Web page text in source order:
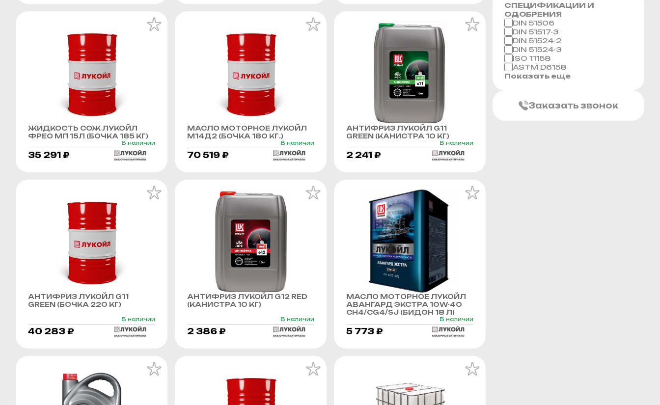
ЖИДКОСТЬ СОЖ ЛУКОЙЛ
ФРЕО МП 15Л (БОЧКА 185 КГ)
В наличии
35 291 ₽
МАСЛО МОТОРНОЕ ЛУКОЙЛ
М14Д2 (БОЧКА 180 КГ.)
В наличии
70 519 ₽
АНТИФРИЗ ЛУКОЙЛ G11
GREEN (КАНИСТРА 10 КГ)
В наличии
2 241 ₽
АНТИФРИЗ ЛУКОЙЛ G11
GREEN (БОЧКА 220 КГ)
В наличии
40 283 ₽
АНТИФРИЗ ЛУКОЙЛ G12 RED
(КАНИСТРА 10 КГ)
В наличии
2 386 ₽
МАСЛО МОТОРНОЕ ЛУКОЙЛ
АВАНГАРД ЭКСТРА 10W-40
CH4/CG4/SJ (БИДОН 18 Л)
В наличии
5 773 ₽
СПЕЦИФИКАЦИИ И
ОДОБРЕНИЯ
DIN 51506
DIN 51517-3
DIN 51524-2
DIN 51524-3
ISO 11158
ASTM D6158
Показать еще
Заказать звонок